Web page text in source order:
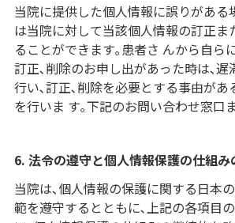
当院に提供した個人情報に誤りがある
は当院に対して当該個人情報の訂正ま
ることができます｡患者さ んから自ら
訂正､削除のお申し出があった時は､遅
行い､訂正､削除を必要とする事由があ
を行いま す｡下記のお問い合わせ窓口
6. 法令の遵守と個人情報保護の仕組み
当院は､個人情報の保護に関する日本
範を遵守するとともに､上記の各項目